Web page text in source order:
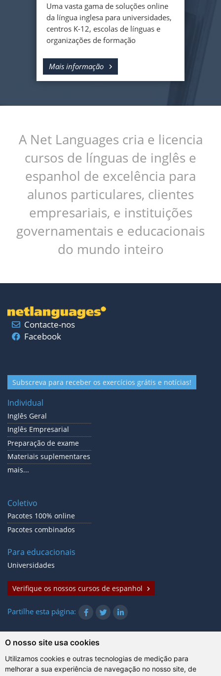
O nosso site usa cookies
Utilizamos cookies e outras tecnologias de medição para
melhorar a sua experiência de navegação no nosso site, de
Uma vasta gama de soluções online
da língua inglesa para universidades,
centros K-12, escolas de línguas e
organizações de formação
Mais informação
A Net Languages cria e licencia
cursos de línguas de inglês e
espanhol de excelência para
alunos particulares, clientes
empresariais, e instituições
governamentais e educacionais
do mundo inteiro
Contacte-nos
Facebook
Subscreva para receber os exercícios grátis e notícias!
Individual
Inglês Geral
Inglês Empresarial
Preparação de exame
Materiais suplementares
mais...
Coletivo
Pacotes 100% online
Pacotes combinados
Para educacionais
Universidades
Verifique os nossos cursos de espanhol
Partilhe esta página:
© Gazanta Project 2026
Termos de utilização|Política de privacidade| Cookies